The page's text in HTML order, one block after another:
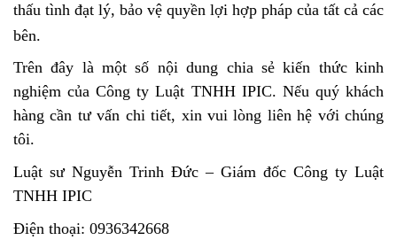
thấu tình đạt lý, bảo vệ quyền lợi hợp pháp của tất cả các
bên.
Trên đây là một số nội dung chia sẻ kiến thức kinh
nghiệm của Công ty Luật TNHH IPIC. Nếu quý khách
hàng cần tư vấn chi tiết, xin vui lòng liên hệ với chúng
tôi.
Luật sư Nguyễn Trinh Đức – Giám đốc Công ty Luật
TNHH IPIC
Điện thoại: 0936342668